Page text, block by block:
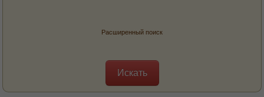
Расширенный поиск